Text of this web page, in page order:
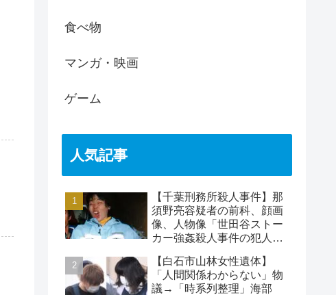
食べ物
マンガ・映画
ゲーム
人気記事
【千葉刑務所殺人事件】那
須野亮容疑者の前科、顔画
像、人物像「世田谷ストー
カー強姦殺人事件の犯人」
は？
【白石市山林女性遺体】
「人間関係わからない」物
議→「時系列整理」海部